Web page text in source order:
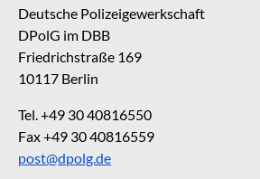
Deutsche Polizeigewerkschaft
DPolG im DBB
Friedrichstraße 169
10117 Berlin
Tel. +49 30 40816550
Fax +49 30 40816559
post@dpolg.de